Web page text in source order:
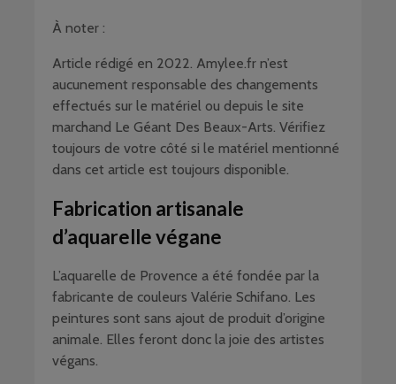
À noter :
Article rédigé en 2022. Amylee.fr n’est
aucunement responsable des changements
effectués sur le matériel ou depuis le site
marchand Le Géant Des Beaux-Arts. Vérifiez
toujours de votre côté si le matériel mentionné
dans cet article est toujours disponible.
Fabrication artisanale
d’aquarelle végane
L’aquarelle de Provence a été fondée par la
fabricante de couleurs Valérie Schifano. Les
peintures sont sans ajout de produit d’origine
animale. Elles feront donc la joie des artistes
végans.